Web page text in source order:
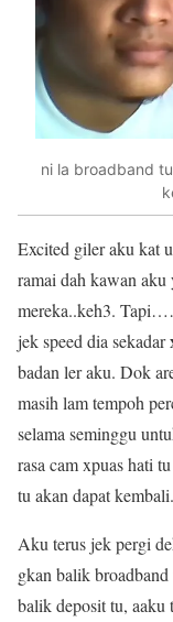
ni la broadband
Excited giler aku kat
ramai dah kawan aku
mereka..keh3.
jek speed dia sekadar
badan ler aku. Dok
masih lam tempoh
selama seminggu
rasa cam xpuas hati
tu akan dapat kembali.
Aku terus jek pergi
gkan balik
balik deposit tu, aaku